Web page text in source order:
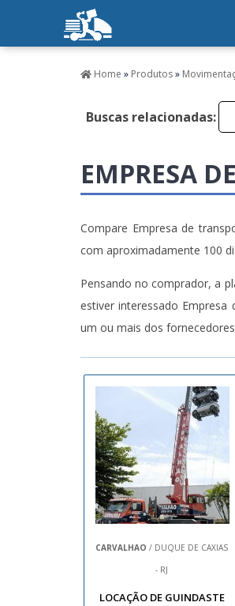
Home » Produtos»
Buscas relacionadas:
EMPRESA
Compare Empresa de
com aproximadamente 100
Pensando no comprador, a
estiver interessado
um ou mais dos
CARVALHAO / DUQUE DE CAXIAS
- RJ
LOCAÇÃO DE GUINDASTE